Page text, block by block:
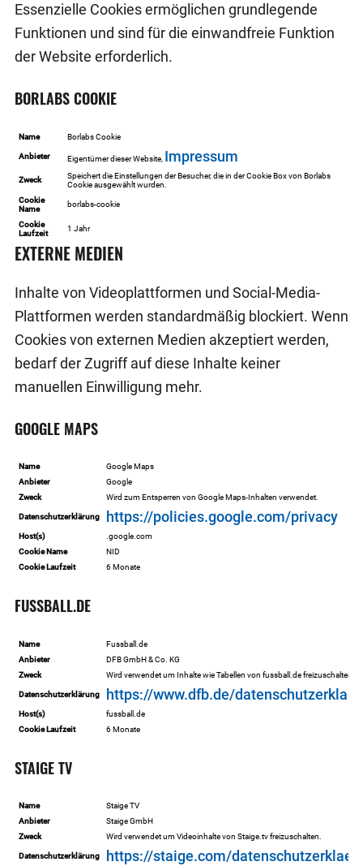
Essenzielle Cookies ermöglichen grundlegende
Funktionen und sind für die einwandfreie Funktion
der Website erforderlich.
BORLABS COOKIE
Name Borlabs Cookie
Anbieter Eigentümer dieser Website, Impressum
Zweck
Speichert die Einstellungen der Besucher, die in der Cookie Box von Borlabs
Cookie ausgewählt wurden.
Cookie
Name
borlabs-cookie
Cookie
Laufzeit
1 Jahr
EXTERNE MEDIEN
Inhalte von Videoplattformen und Social-Media-
Plattformen werden standardmäßig blockiert. Wenn
Cookies von externen Medien akzeptiert werden,
bedarf der Zugriff auf diese Inhalte keiner
manuellen Einwilligung mehr.
GOOGLE MAPS
Name
Google Maps
Anbieter
Google
Zweck
Wird zum Entsperren von Google Maps-Inhalten verwendet.
Datenschutzerklärung https://policies.google.com/privacy
Host(s)
.google.com
Cookie Name
NID
Cookie Laufzeit
6 Monate
FUSSBALL.DE
Name
Fussball.de
Anbieter
DFB GmbH & Co. KG
Zweck
Wird verwendet um Inhalte wie Tabellen von fussball.de freizuschalten.
Datenschutzerklärung https://www.dfb.de/
Host(s)
fussball.de
Cookie Laufzeit
6 Monate
STAIGE TV
Name
Staige TV
Anbieter
Staige GmbH
Zweck
Wird verwendet um Videoinhalte von Staige.tv freizuschalten.
Datenschutzerklärung https://staige.com/